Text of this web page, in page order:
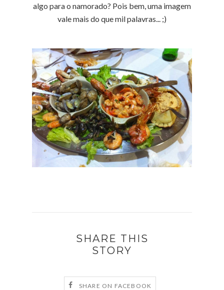
algo para o namorado? Pois bem, uma imagem
vale mais do que mil palavras... ;)
SHARE THIS
STORY
SHARE ON FACEBOOK